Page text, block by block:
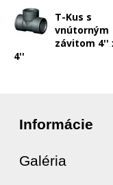
T-Kus s
vnútorným
závitom 4''
4''
Informácie
Galéria